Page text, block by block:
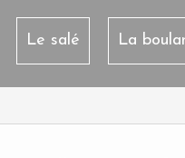
Le salé La